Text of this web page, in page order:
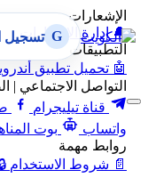
الإشعارات
🔔 إدارة الإشعارات
التطبيقات
تحميل تطبيق أندرويد
التواصل الاجتماعي |
قناة تيليجرام
واتساب
بوت المناهج
روابط مهمة
شروط الاستخدام 🔒
G تسجيل